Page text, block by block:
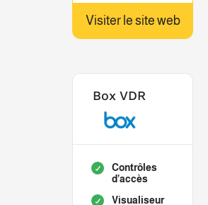
Visiter le site web
Box VDR
Contrôles
d’accès
Visualiseur